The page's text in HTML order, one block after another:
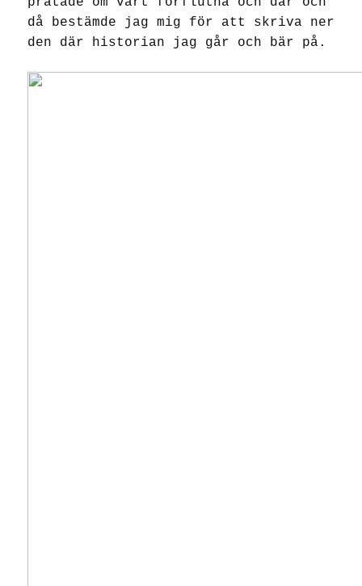
då bestämde jag mig för att skriva ner
den där historian jag går och bär på.